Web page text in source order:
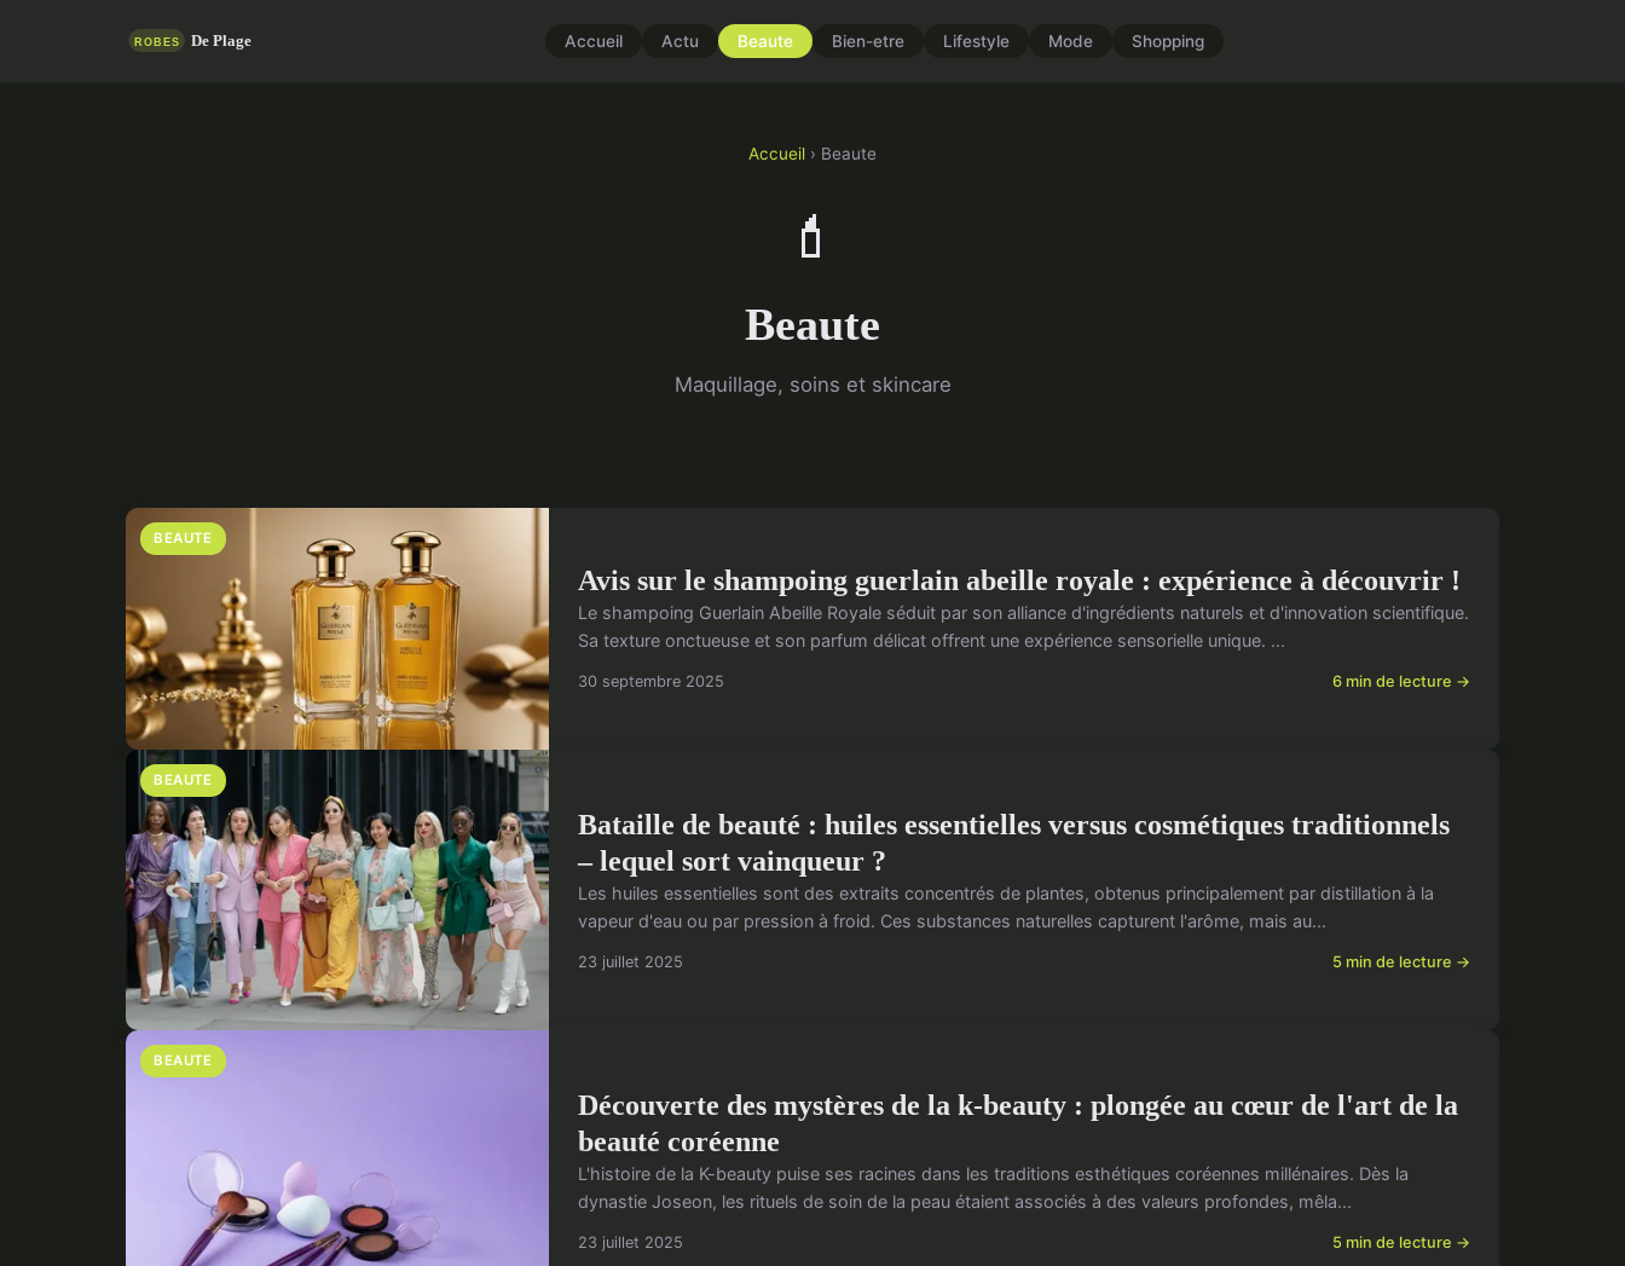
Accueil Actu Beaute Bien-etre Lifestyle Mode Shopping
Accueil › Beaute
💄
Beaute
Maquillage, soins et skincare
BEAUTE
Avis sur le shampoing guerlain abeille royale : expérience à découvrir !
Le shampoing Guerlain Abeille Royale séduit par son alliance d'ingrédients naturels et d'innovation scientifique.
Sa texture onctueuse et son parfum délicat offrent une expérience sensorielle unique. ...
30 septembre 2025 6 min de lecture →
BEAUTE
Bataille de beauté : huiles essentielles versus cosmétiques traditionnels
– lequel sort vainqueur ?
Les huiles essentielles sont des extraits concentrés de plantes, obtenus principalement par distillation à la
vapeur d'eau ou par pression à froid. Ces substances naturelles capturent l'arôme, mais au...
23 juillet 2025 5 min de lecture →
BEAUTE
Découverte des mystères de la k-beauty : plongée au cœur de l'art de la
beauté coréenne
L'histoire de la K-beauty puise ses racines dans les traditions esthétiques coréennes millénaires. Dès la
dynastie Joseon, les rituels de soin de la peau étaient associés à des valeurs profondes, mêla...
23 juillet 2025 5 min de lecture →